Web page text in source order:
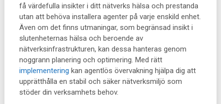
få värdefulla insikter i ditt nätverks hälsa och prestanda
utan att behöva installera agenter på varje enskild enhet.
Även om det finns utmaningar, som begränsad insikt i
slutenheternas hälsa och beroende av
nätverksinfrastrukturen, kan dessa hanteras genom
noggrann planering och optimering. Med rätt
implementering kan agentlös övervakning hjälpa dig att
upprätthålla en stabil och säker nätverksmiljö som
stöder din verksamhets behov.